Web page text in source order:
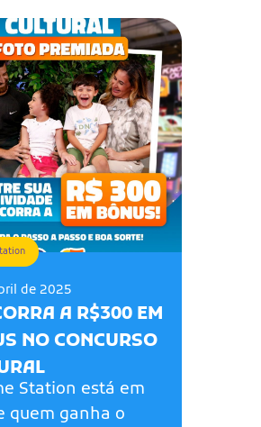
de 2025
A R$300 EM
NO CONCURSO
Station está em
quem ganha o